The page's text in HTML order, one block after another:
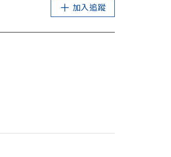
加入追蹤